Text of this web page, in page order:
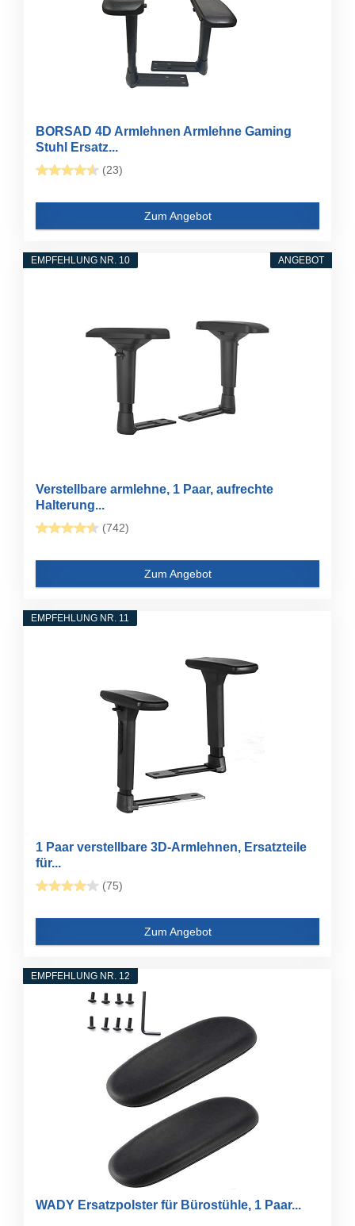
BORSAD 4D Armlehnen Armlehne Gaming
Stuhl Ersatz...
(23)
Zum Angebot
ANGEBOT
EMPFEHLUNG NR. 10
Verstellbare armlehne, 1 Paar, aufrechte
Halterung...
(742)
Zum Angebot
EMPFEHLUNG NR. 11
1 Paar verstellbare 3D-Armlehnen, Ersatzteile
für...
(75)
Zum Angebot
EMPFEHLUNG NR. 12
WADY Ersatzpolster für Bürostühle, 1 Paar...